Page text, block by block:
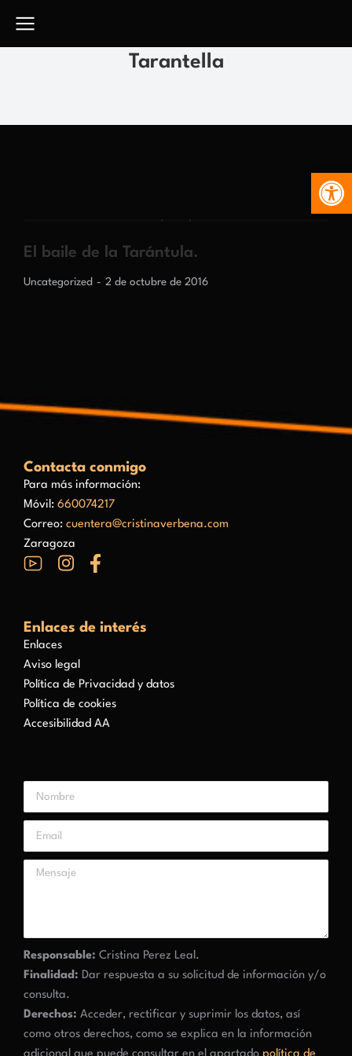
Tarantella
El baile de la Tarántula.
Uncategorized 2 de octubre de 2016
Contacta conmigo
Para más información:
Móvil: 660074217
Correo: cuentera@cristinaverbena.com
Zaragoza
Enlaces de interés
Enlaces
Aviso legal
Política de Privacidad y datos
Política de cookies
Accesibilidad AA
Responsable: Cristina Perez Leal.
Finalidad: Dar respuesta a su solicitud de información y/o
consulta.
Derechos: Acceder, rectificar y suprimir los datos, así
como otros derechos, como se explica en la información